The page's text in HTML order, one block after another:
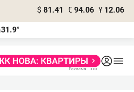
$ 81.41 € 94.06 ¥ 12.06
31.9°